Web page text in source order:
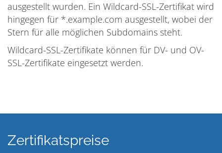
ausgestellt wurden. Ein Wildcard-SSL-Zertifikat wird
hingegen für *.example.com ausgestellt, wobei der
Stern für alle möglichen Subdomains steht.
Wildcard-SSL-Zertifikate können für DV- und OV-
SSL-Zertifikate eingesetzt werden.
Zertifikatspreise